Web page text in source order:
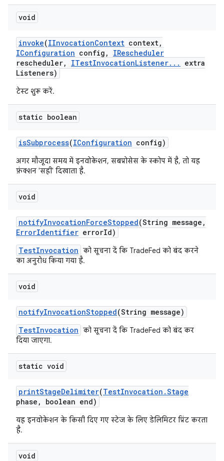
void
invoke(IInvocationContext context,
IConfiguration config ,
IRescheduler
rescheduler, ITestInvocationListener. . .
extra
Listeners)
टेस्ट शुरू करें.
static boolean
isSubprocess(IConfiguration config)
अगर मौजूदा समय में इनवोकेशन, सबप्रोसेस के स्कोप में है, तो यह
फ़ंक्शन 'सही' दिखाता है.
void
notifyInvocationForceStopped(String message ,
ErrorIdentifier errorId)
TestInvocation को सूचना दें कि TradeFed को बंद करने
का अनुरोध किया गया है.
void
notifyInvocationStopped(String message)
TestInvocation को सूचना दें कि TradeFed को बंद कर
दिया जाएगा.
static void
printStageDelimiter(TestInvocation .Stage
phase , boolean end)
यह इनवोकेशन के किसी दिए गए स्टेज के लिए डेलिमिटर प्रिंट करता
है.
void